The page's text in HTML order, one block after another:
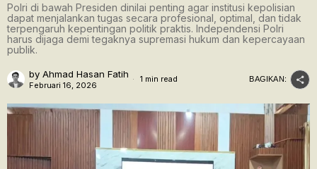
Polri di bawah Presiden dinilai penting agar institusi kepolisian
dapat menjalankan tugas secara profesional, optimal, dan tidak
terpengaruh kepentingan politik praktis. Independensi Polri
harus dijaga demi tegaknya supremasi hukum dan kepercayaan
publik.
by Ahmad Hasan Fatih
Februari 16, 2026
1 min read BAGIKAN: